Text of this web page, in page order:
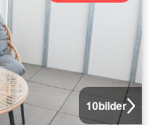
10bilder